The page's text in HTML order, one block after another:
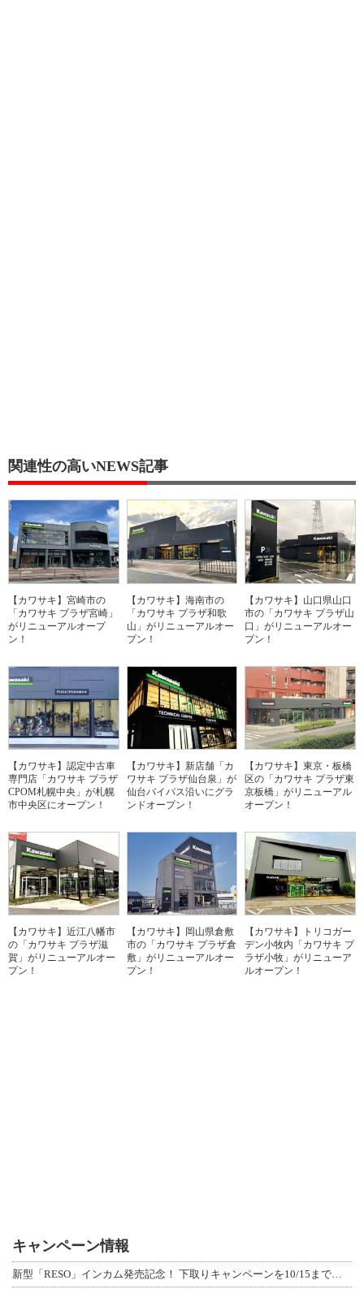
関連性の高いNEWS記事
【カワサキ】宮崎市の
「カワサキ プラザ宮崎」
がリニューアルオープ
ン！
【カワサキ】海南市の
「カワサキ プラザ和歌
山」がリニューアルオー
プン！
【カワサキ】山口県山口
市の「カワサキ プラザ山
口」がリニューアルオー
プン！
【カワサキ】認定中古車
専門店「カワサキ プラザ
CPOM札幌中央」が札幌
市中央区にオープン！
【カワサキ】新店舗「カ
ワサキ プラザ仙台泉」が
仙台バイパス沿いにグラ
ンドオープン！
【カワサキ】東京・板橋
区の「カワサキ プラザ東
京板橋」がリニューアル
オープン！
【カワサキ】近江八幡市
の「カワサキ プラザ滋
賀」がリニューアルオー
プン！
【カワサキ】岡山県倉敷
市の「カワサキ プラザ倉
敷」がリニューアルオー
プン！
【カワサキ】トリコガー
デン小牧内「カワサキ プ
ラザ小牧」がリニューア
ルオープン！
キャンペーン情報